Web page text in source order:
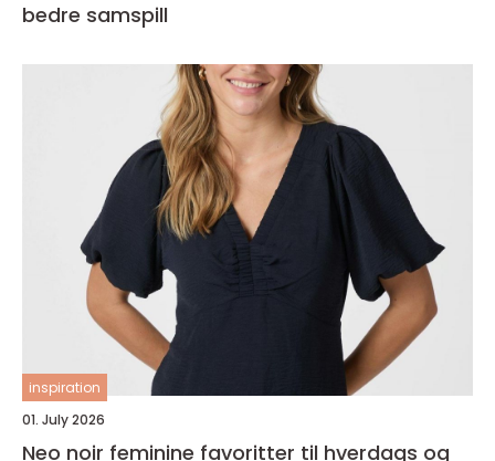
bedre samspill
inspiration
01. July 2026
Neo noir feminine favoritter til hverdags og